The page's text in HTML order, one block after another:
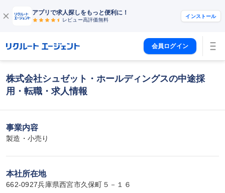
アプリで求人探しをもっと便利に！
レビュー高評価無料
インストール
会員ログイン
株式会社シュゼット・ホールディングスの中途採
用・転職・求人情報
事業内容
製造・小売り
本社所在地
662-0927兵庫県西宮市久保町５－１６